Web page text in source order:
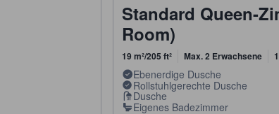
Standard Queen-
Room)
19 m²/205 ft² Max. 2 Erwachsene
Ebenerdige Dusche
Rollstuhlgerechte Dusche
Dusche
Eigenes Badezimmer